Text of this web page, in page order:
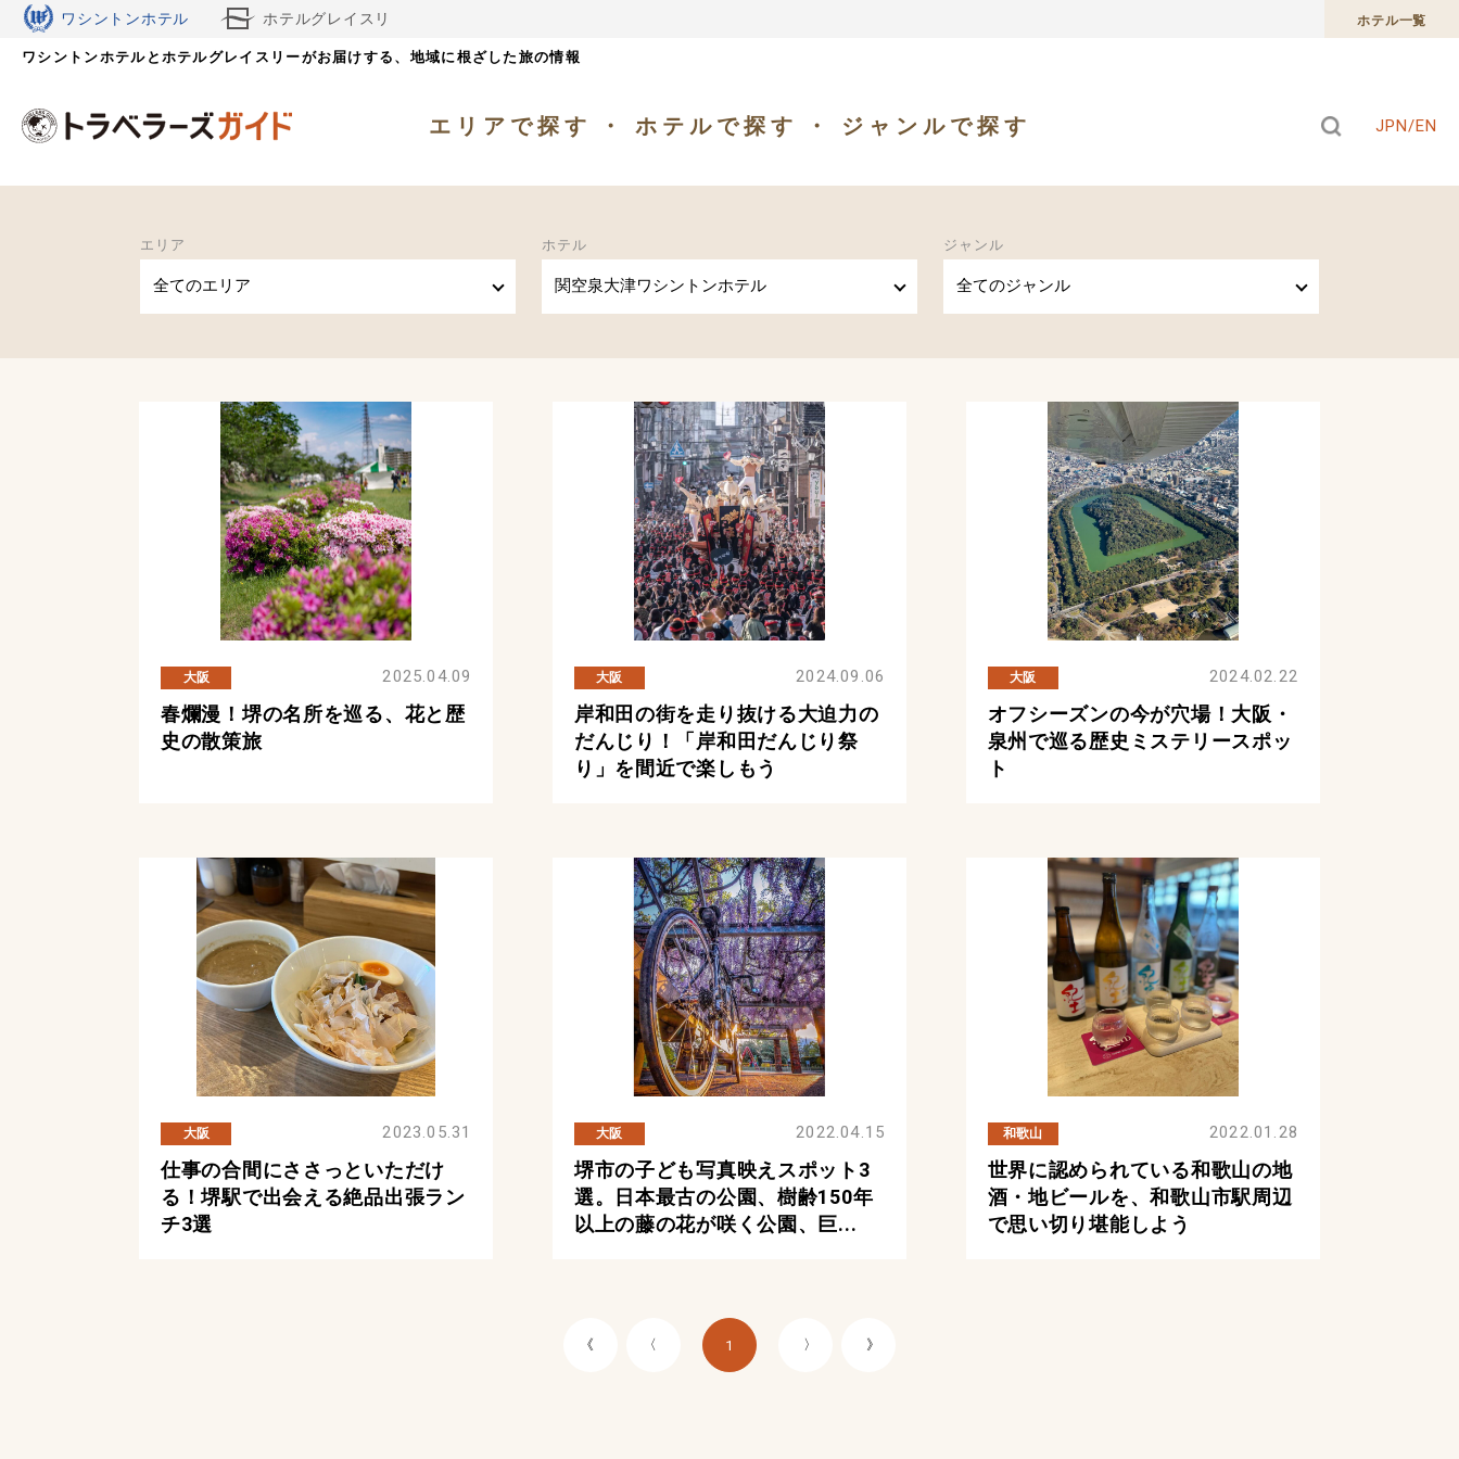
ワシントンホテル ホテルグレイスリ
ー
ホテル一覧
ワシントンホテルとホテルグレイスリーがお届けする、 地域に根ざした旅の情報
エリアで探す ホテルで探す ジャンルで探す JPN/EN
エリア
全てのエリア
ホテル
関空泉大津ワシントンホテル
ジャンル
全てのジャンル
大阪 2025.04.09
春爛漫！堺の名所を巡る、花と歴
史の散策旅
大阪 2024.09.06
岸和田の街を走り抜ける大迫力の
だんじり！「岸和田だんじり祭
り」を間近で楽しもう
大阪 2024.02.22
オフシーズンの今が穴場！大阪・
泉州で巡る歴史ミステリースポッ
ト
大阪 2023.05.31
仕事の合間にささっといただけ
る！堺駅で出会える絶品出張ラン
チ3選
大阪 2022.04.15
堺市の子ども写真映えスポット3
選。日本最古の公園、樹齢150年
以上の藤の花が咲く公園、巨...
和歌山 2022.01.28
世界に認められている和歌山の地
酒・地ビールを、和歌山市駅周辺
で思い切り堪能しよう
《 〈 1 〉 》